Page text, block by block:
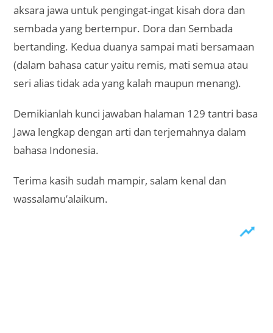
aksara jawa untuk pengingat-ingat kisah dora dan
sembada yang bertempur. Dora dan Sembada
bertanding. Kedua duanya sampai mati bersamaan
(dalam bahasa catur yaitu remis, mati semua atau
seri alias tidak ada yang kalah maupun menang).
Demikianlah kunci jawaban halaman 129 tantri basa
Jawa lengkap dengan arti dan terjemahnya dalam
bahasa Indonesia.
Terima kasih sudah mampir, salam kenal dan
wassalamu’alaikum.